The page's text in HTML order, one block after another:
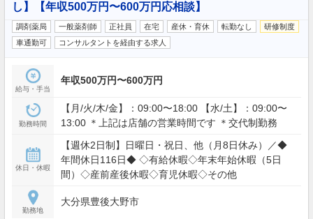
し】【年収500万円〜600万円応相談】
調剤薬局 一般薬剤師 正社員 在宅 産休・育休 転勤なし
研修制度
車通勤可
コンサルタントを経由する求人
給与・手当
年収500万円〜600万円
勤務時間
【月/火/木/金】：09:00〜18:00 【水/土】：09:00〜
13:00 ＊上記は店舗の営業時間です ＊交代制勤務
休日・休暇
【週休2日制】日曜日・祝日、他（月8日休み）／◆
年間休日116日◆ ◇有給休暇◇年末年始休暇（5日
間）◇産前産後休暇◇育児休暇◇その他
勤務地
大分県豊後大野市